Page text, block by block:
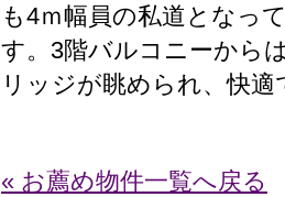
も4ｍ幅員の私道となっ
す。3階バルコニーから
リッジが眺められ、快適
« お薦め物件一覧へ戻る